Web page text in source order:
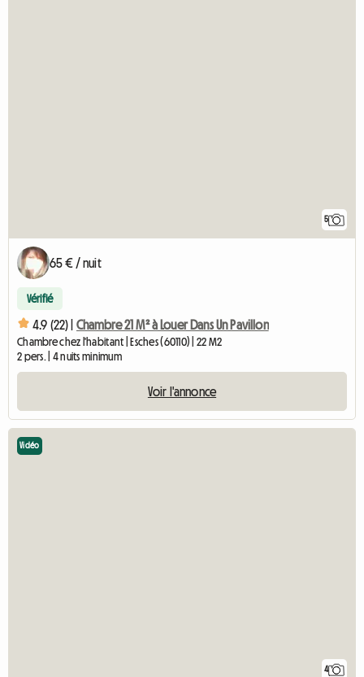
5
65 € / nuit
Vérifié
4.9 (22) | Chambre 21 M² à Louer Dans Un Pavillon
Chambre chez l'habitant | Esches (60110) | 22 M2
2 pers. | 4 nuits minimum
Voir l'annonce
4
Vidéo